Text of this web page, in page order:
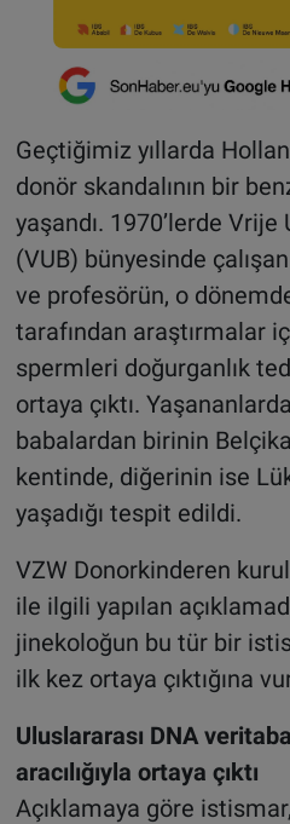
Geçtiğimiz yıllarda
donör skandalının bir
yaşandı. 1970’lerde
(VUB) bünyesinde
ve profesörün, o
tarafından araştırmalar
spermleri doğurganlık
ortaya çıktı.
babalardan birinin
kentinde, diğerinin ise
yaşadığı tespit edildi.
VZW Donorkinderen
ile ilgili yapılan
jinekoloğun bu tür bir
ilk kez ortaya çıktığına
Uluslararası DNA
aracılığıyla ortaya çıktı
Açıklamaya göre